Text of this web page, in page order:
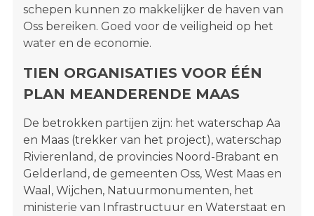
schepen kunnen zo makkelijker de haven van
Oss bereiken. Goed voor de veiligheid op het
water en de economie.
TIEN ORGANISATIES VOOR ÉÉN
PLAN MEANDERENDE MAAS
De betrokken partijen zijn: het waterschap Aa
en Maas (trekker van het project), waterschap
Rivierenland, de provincies Noord-Brabant en
Gelderland, de gemeenten Oss, West Maas en
Waal, Wijchen, Natuurmonumenten, het
ministerie van Infrastructuur en Waterstaat en